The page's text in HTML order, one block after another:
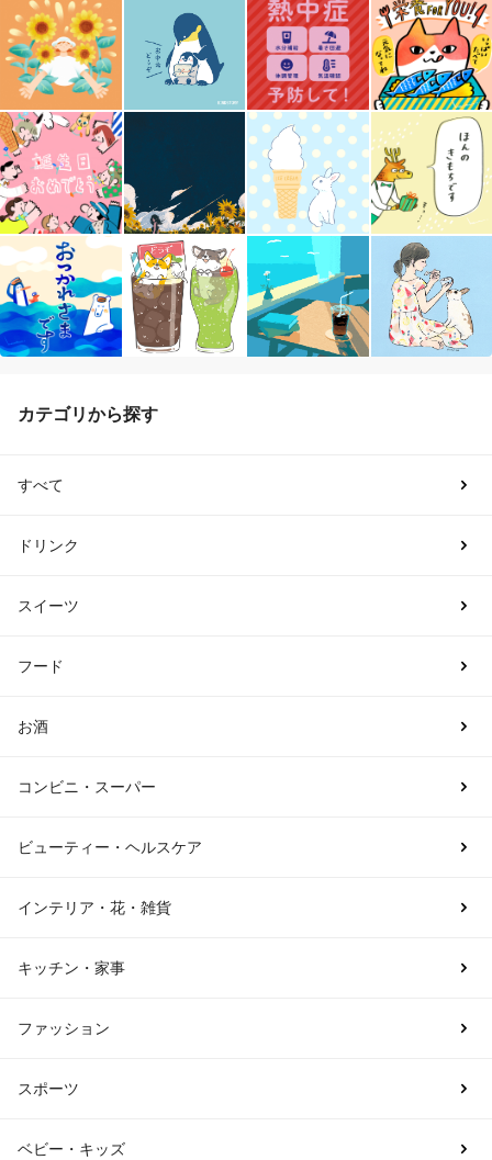
カテゴリから探す
すべて
ドリンク
スイーツ
フード
お酒
コンビニ・スーパー
ビューティー・ヘルスケア
インテリア・花・雑貨
キッチン・家事
ファッション
スポーツ
ベビー・キッズ